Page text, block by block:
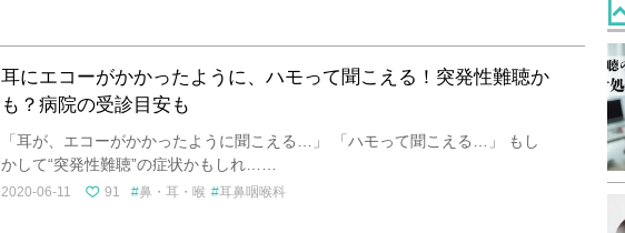
耳にエコーがかかったように、ハモって聞こえる！突発性難聴か
も？病院の受診目安も
「耳が、エコーがかかったように聞こえる…」 「ハモって聞こえる…」 もし
かして“突発性難聴”の症状かもしれ……
2020-06-11 91 鼻・耳・喉 耳鼻咽喉科